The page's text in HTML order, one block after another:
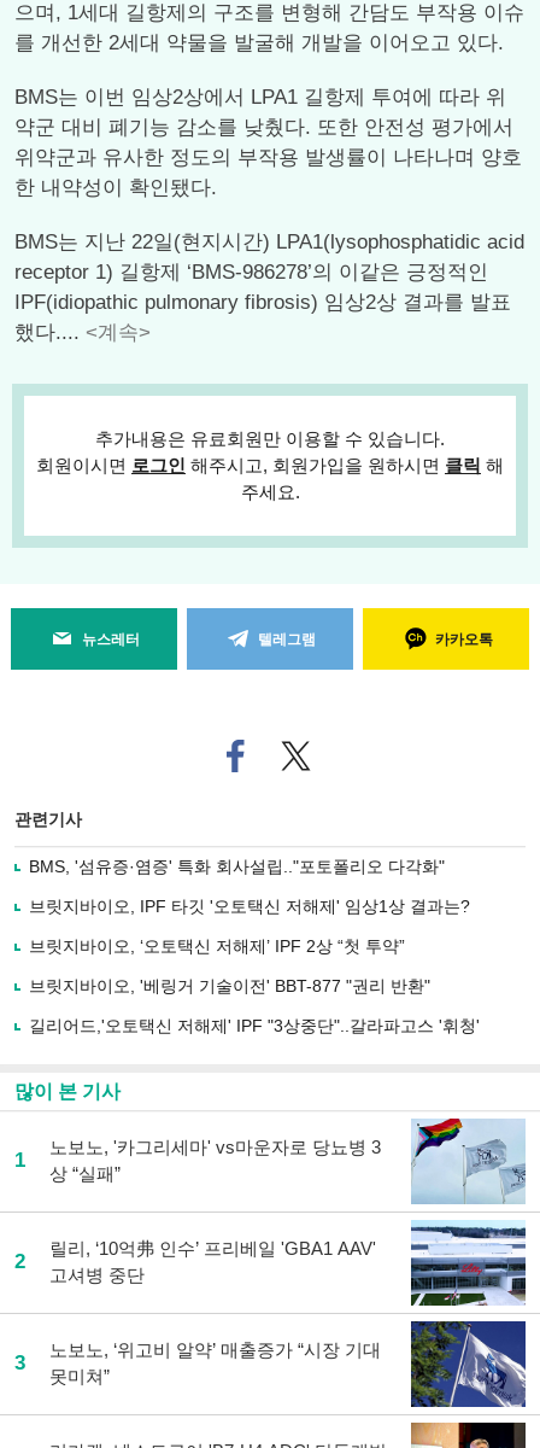
으며, 1세대 길항제의 구조를 변형해 간담도 부작용 이슈
를 개선한 2세대 약물을 발굴해 개발을 이어오고 있다.
BMS는 이번 임상2상에서 LPA1 길항제 투여에 따라 위
약군 대비 폐기능 감소를 낮췄다. 또한 안전성 평가에서
위약군과 유사한 정도의 부작용 발생률이 나타나며 양호
한 내약성이 확인됐다.
BMS는 지난 22일(현지시간) LPA1(lysophosphatidic acid
receptor 1) 길항제 ‘BMS-986278’의 이같은 긍정적인
IPF(idiopathic pulmonary fibrosis) 임상2상 결과를 발표
했다.... <계속>
추가내용은 유료회원만 이용할 수 있습니다.
회원이시면 로그인 해주시고, 회원가입을 원하시면 클릭 해
주세요.
뉴스레터 텔레그램 카카오톡
페
이
로
기
사
유
기
트위
터로
관련기사
BMS, '섬유증·염증' 특화 회사설립.."포토폴리오 다각화"
브릿지바이오, IPF 타깃 '오토택신 저해제' 임상1상 결과는?
브릿지바이오, ‘오토택신 저해제’ IPF 2상 “첫 투약”
브릿지바이오, '베링거 기술이전' BBT-877 "권리 반환"
길리어드,'오토택신 저해제' IPF "3상중단"..갈라파고스 '휘청'
많이 본 기사
1
노보노, '카그리세마' vs마운자로 당뇨병 3
상 “실패”
2
릴리, ‘10억弗 인수’ 프리베일 'GBA1 AAV'
고셔병 중단
3
노보노, ‘위고비 알약’ 매출증가 “시장 기대
못미쳐”